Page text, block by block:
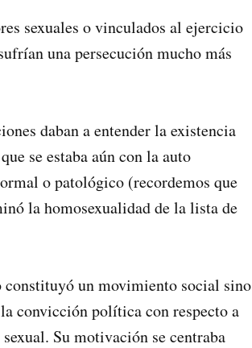
sexuales o vinculados al ejercicio
una persecución mucho más
daban a entender la existencia
se estaba aún con la auto
o patológico (recordemos que
la homosexualidad de la lista de
constituyó un movi­miento social sino
convicción política con respecto a
Su motivación se centraba